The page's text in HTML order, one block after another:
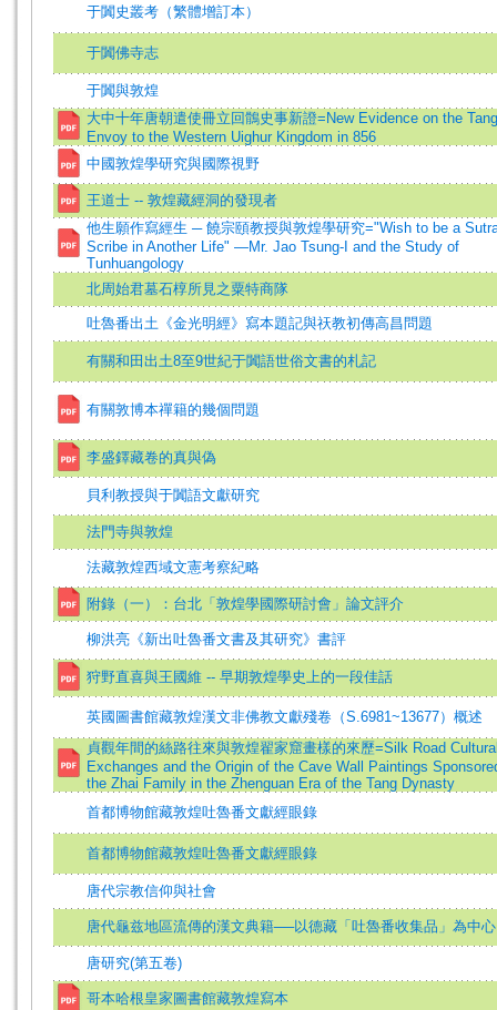
于闐史叢考（繁體增訂本）
于闐佛寺志
于闐與敦煌
大中十年唐朝遣使冊立回鶻史事新證=New Evidence on the Tang
Envoy to the Western Uighur Kingdom in 856
中國敦煌學研究與國際視野
王道士 -- 敦煌藏經洞的發現者
他生願作寫經生 ─ 饒宗頤教授與敦煌學研究="Wish to be a
Scribe in Another Life" —Mr. Jao Tsung-I and the Study of
Tunhuangology
北周始君墓石椁所見之粟特商隊
吐魯番出土《金光明經》寫本題記與祆教初傳高昌問題
有關和田出土8至9世紀于闐語世俗文書的札記
有關敦博本禪籍的幾個問題
李盛鐸藏卷的真與偽
貝利教授與于闐語文獻研究
法門寺與敦煌
法藏敦煌西域文憲考察紀略
附錄（一）：台北「敦煌學國際研討會」論文評介
柳洪亮《新出吐魯番文書及其研究》書評
狩野直喜與王國維 -- 早期敦煌學史上的一段佳話
英國圖書館藏敦煌漢文非佛教文獻殘卷（S.6981~13677）概述
貞觀年間的絲路往來與敦煌翟家窟畫樣的來歷=Silk Road
Exchanges and the Origin of the Cave Wall Paintings
the Zhai Family in the Zhenguan Era of the Tang Dynasty
首都博物館藏敦煌吐魯番文獻經眼錄
首都博物館藏敦煌吐魯番文獻經眼錄
唐代宗教信仰與社會
唐代龜兹地區流傳的漢文典籍──以德藏「吐魯番收集品」為中心
唐研究(第五卷)
哥本哈根皇家圖書館藏敦煌寫本